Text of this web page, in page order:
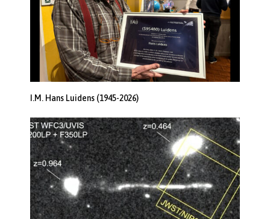
I.M. Hans Luidens (1945-2026)